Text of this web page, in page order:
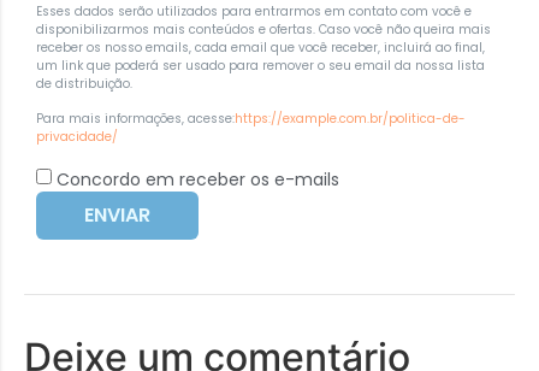
Esses dados serão utilizados para entrarmos em contato com você e
disponibilizarmos mais conteúdos e ofertas. Caso você não queira mais
receber os nosso emails, cada email que você receber, incluirá ao final,
um link que poderá ser usado para remover o seu email da nossa lista
de distribuição.
Para mais informações, acesse:https://example.com.br/politica-de-
privacidade/
Concordo em receber os e-mails
ENVIAR
Deixe um comentário